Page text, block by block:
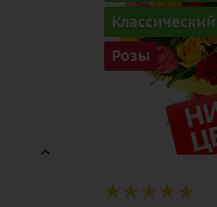
Классический
Розы
Цвет
Описание
роза, лента,
упаковка